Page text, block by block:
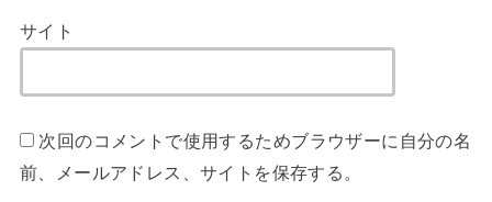
サイト
次回のコメントで使用するためブラウザーに自分の名
前、メールアドレス、サイトを保存する。